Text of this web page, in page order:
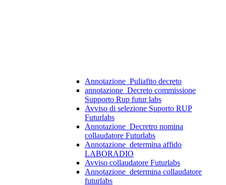
Annotazione_Puliafito decreto
annotazione_Decreto commissione
Supporto Rup futur labs
Avviso di selezione Suporto RUP
Futurlabs
Annotazione_Decretro nomina
collaudatore Futurlabs
Annotazione_determina affido
LABORADIO
Avviso collaudatore Futurlabs
Annotazione_determina collaudatore
futurlabs